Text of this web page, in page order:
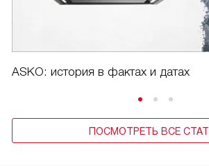
ASKO: история в фактах и датах
ПОСМОТРЕТЬ ВСЕ